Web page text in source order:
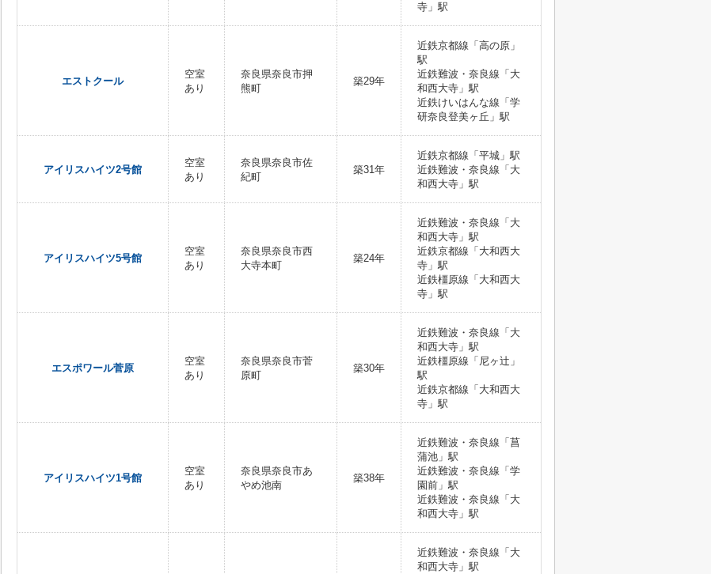
寺」駅
エストクール
空室
あり
奈良県奈良市押
熊町
築29年
近鉄京都線「高の原」
駅
近鉄難波・奈良線「大
和西大寺」駅
近鉄けいはんな線「学
研奈良登美ヶ丘」駅
アイリスハイツ2号館
空室
あり
奈良県奈良市佐
紀町
築31年
近鉄京都線「平城」駅
近鉄難波・奈良線「大
和西大寺」駅
アイリスハイツ5号館
空室
あり
奈良県奈良市西
大寺本町
築24年
近鉄難波・奈良線「大
和西大寺」駅
近鉄京都線「大和西大
寺」駅
近鉄橿原線「大和西大
寺」駅
エスポワール菅原
空室
あり
奈良県奈良市菅
原町
築30年
近鉄難波・奈良線「大
和西大寺」駅
近鉄橿原線「尼ヶ辻」
駅
近鉄京都線「大和西大
寺」駅
アイリスハイツ1号館
空室
あり
奈良県奈良市あ
やめ池南
築38年
近鉄難波・奈良線「菖
蒲池」駅
近鉄難波・奈良線「学
園前」駅
近鉄難波・奈良線「大
和西大寺」駅
近鉄難波・奈良線「大
和西大寺」駅